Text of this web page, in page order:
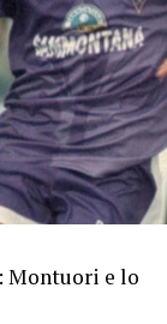
Montuori e lo